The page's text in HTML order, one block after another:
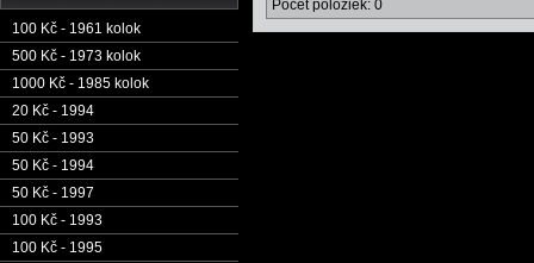
100 Kč - 1961 kolok
500 Kč - 1973 kolok
1000 Kč - 1985 kolok
20 Kč - 1994
50 Kč - 1993
50 Kč - 1994
50 Kč - 1997
100 Kč - 1993
100 Kč - 1995
Počet položiek: 0